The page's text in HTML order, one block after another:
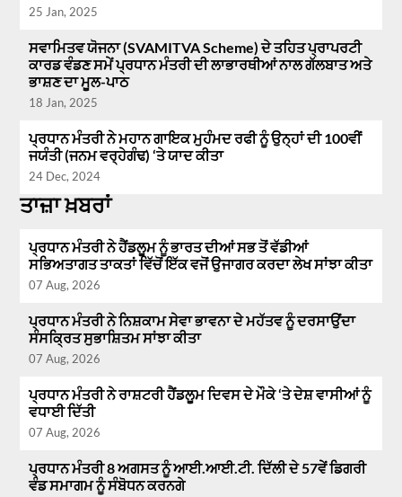
25 Jan, 2025
ਸਵਾਮਿਤਵ ਯੋਜਨਾ (SVAMITVA Scheme) ਦੇ ਤਹਿਤ ਪ੍ਰਾਪਰਟੀ
ਕਾਰਡ ਵੰਡਣ ਸਮੇਂ ਪ੍ਰਧਾਨ ਮੰਤਰੀ ਦੀ ਲਾਭਾਰਥੀਆਂ ਨਾਲ ਗੱਲਬਾਤ ਅਤੇ
ਭਾਸ਼ਣ ਦਾ ਮੂਲ-ਪਾਠ
18 Jan, 2025
ਪ੍ਰਧਾਨ ਮੰਤਰੀ ਨੇ ਮਹਾਨ ਗਾਇਕ ਮੁਹੰਮਦ ਰਫੀ ਨੂੰ ਉਨ੍ਹਾਂ ਦੀ 100ਵੀਂ
ਜਯੰਤੀ (ਜਨਮ ਵਰ੍ਹੇਗੰਢ) ‘ਤੇ ਯਾਦ ਕੀਤਾ
24 Dec, 2024
ਤਾਜ਼ਾ ਖ਼ਬਰਾਂ
ਪ੍ਰਧਾਨ ਮੰਤਰੀ ਨੇ ਹੈਂਡਲੂਮ ਨੂੰ ਭਾਰਤ ਦੀਆਂ ਸਭ ਤੋਂ ਵੱਡੀਆਂ
ਸਭਿਅਤਾਗਤ ਤਾਕਤਾਂ ਵਿੱਚੋਂ ਇੱਕ ਵਜੋਂ ਉਜਾਗਰ ਕਰਦਾ ਲੇਖ ਸਾਂਝਾ ਕੀਤਾ
07 Aug, 2026
ਪ੍ਰਧਾਨ ਮੰਤਰੀ ਨੇ ਨਿਸ਼ਕਾਮ ਸੇਵਾ ਭਾਵਨਾ ਦੇ ਮਹੱਤਵ ਨੂੰ ਦਰਸਾਉਂਦਾ
ਸੰਸਕ੍ਰਿਤ ਸੁਭਾਸ਼ਿਤਮ ਸਾਂਝਾ ਕੀਤਾ
07 Aug, 2026
ਪ੍ਰਧਾਨ ਮੰਤਰੀ ਨੇ ਰਾਸ਼ਟਰੀ ਹੈਂਡਲੂਮ ਦਿਵਸ ਦੇ ਮੌਕੇ ‘ਤੇ ਦੇਸ਼ ਵਾਸੀਆਂ ਨੂੰ
ਵਧਾਈ ਦਿੱਤੀ
07 Aug, 2026
ਪ੍ਰਧਾਨ ਮੰਤਰੀ 8 ਅਗਸਤ ਨੂੰ ਆਈ.ਆਈ.ਟੀ. ਦਿੱਲੀ ਦੇ 57ਵੇਂ ਡਿਗਰੀ
ਵੰਡ ਸਮਾਗਮ ਨੂੰ ਸੰਬੋਧਨ ਕਰਨਗੇ